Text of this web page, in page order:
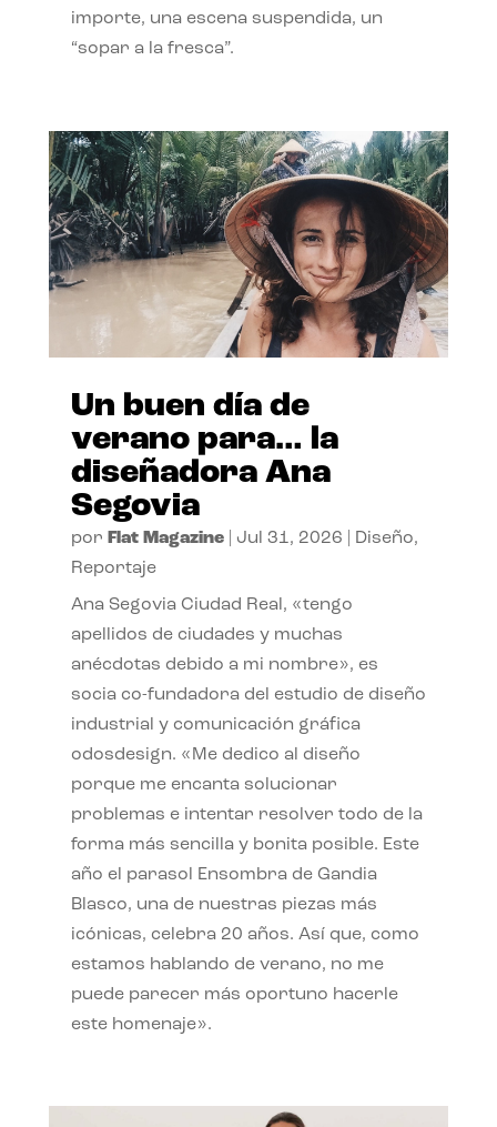
importe, una escena suspendida, un
“sopar a la fresca”.
Un buen día de
verano para… la
diseñadora Ana
Segovia
por Flat Magazine| Jul 31, 2026 Diseño,
Reportaje
Ana Segovia Ciudad Real, «tengo
apellidos de ciudades y muchas
anécdotas debido a mi nombre», es
socia co-fundadora del estudio de diseño
industrial y comunicación gráfica
odosdesign. «Me dedico al diseño
porque me encanta solucionar
problemas e intentar resolver todo de la
forma más sencilla y bonita posible. Este
año el parasol Ensombra de Gandia
Blasco, una de nuestras piezas más
icónicas, celebra 20 años. Así que, como
estamos hablando de verano, no me
puede parecer más oportuno hacerle
este homenaje».